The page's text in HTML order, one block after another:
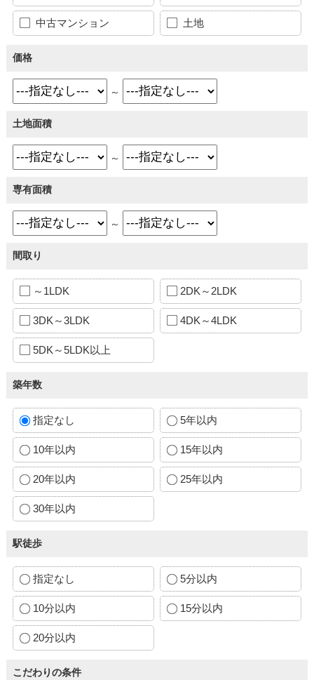
中古マンション 土地
価格
～
土地面積
～
専有面積
～
間取り
～1LDK 2DK～2LDK
3DK～3LDK 4DK～4LDK
5DK～5LDK以上
築年数
指定なし 5年以内
10年以内 15年以内
20年以内 25年以内
30年以内
駅徒歩
指定なし 5分以内
10分以内 15分以内
20分以内
こだわりの条件